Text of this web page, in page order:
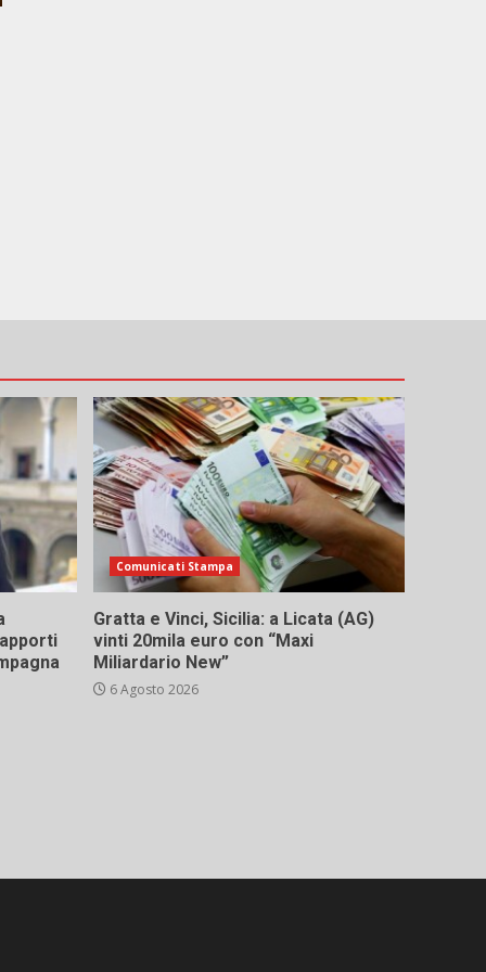
Comunicati Stampa
Gratta e Vinci, Sicilia: a Licata (AG)
vinti 20mila euro con “Maxi
Miliardario New”
6 Agosto 2026